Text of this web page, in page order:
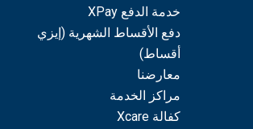
خدمة الدفع XPay
دفع الأقساط الشهرية (إيزي
أقساط)
معارضنا
مراكز الخدمة
كفالة Xcare